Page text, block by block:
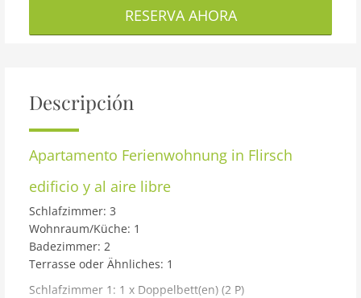
RESERVA AHORA
Descripción
Apartamento Ferienwohnung in Flirsch
edificio y al aire libre
Schlafzimmer: 3
Wohnraum/Küche: 1
Badezimmer: 2
Terrasse oder Ähnliches: 1
Schlafzimmer 1: 1 x Doppelbett(en) (2 P)